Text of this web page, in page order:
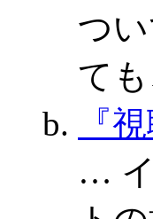
つ
て
『
…